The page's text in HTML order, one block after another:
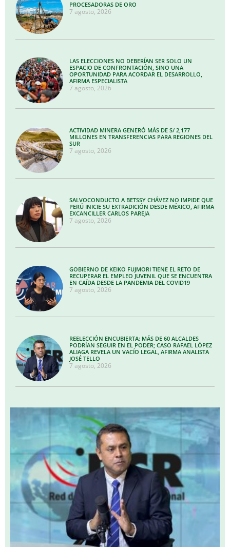
PROCESADORAS DE ORO
7 agosto, 2026
LAS ELECCIONES NO DEBERÍAN SER SOLO UN
ESPACIO DE CONFRONTACIÓN, SINO UNA
OPORTUNIDAD PARA ACORDAR EL DESARROLLO,
AFIRMA ESPECIALISTA
7 agosto, 2026
ACTIVIDAD MINERA GENERÓ MÁS DE S/ 2,177
MILLONES EN TRANSFERENCIAS PARA REGIONES DEL
SUR
7 agosto, 2026
SALVOCONDUCTO A BETSSY CHÁVEZ NO IMPIDE QUE
PERÚ INICIE SU EXTRADICIÓN DESDE MÉXICO, AFIRMA
EXCANCILLER CARLOS PAREJA
7 agosto, 2026
GOBIERNO DE KEIKO FUJMORI TIENE EL RETO DE
RECUPERAR EL EMPLEO JUVENIL QUE SE ENCUENTRA
EN CAÍDA DESDE LA PANDEMIA DEL COVID19
7 agosto, 2026
REELECCIÓN ENCUBIERTA: MÁS DE 60 ALCALDES
PODRÍAN SEGUIR EN EL PODER; CASO RAFAEL LÓPEZ
ALIAGA REVELA UN VACÍO LEGAL, AFIRMA ANALISTA
JOSÉ TELLO
7 agosto, 2026